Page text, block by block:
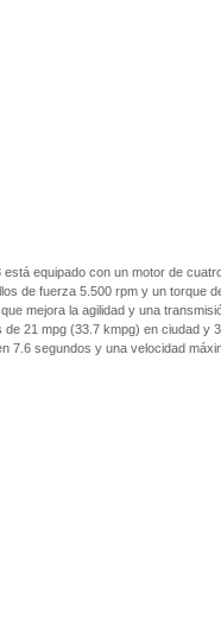
equipado con un motor de
de fuerza 5.500 rpm y un torque
mejora la agilidad y una
21 mpg (33.7 kmpg) en ciudad y
7.6 segundos y una velocidad